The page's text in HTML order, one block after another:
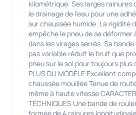
kilométrique. Ses larges
le drainage de l'eau pour une
sur chaussée humide. La rigidité
empêche le pneu de se déformer
dans les virages serrés. Sa
pas variable réduit le bruit que
pneu sur le sol pour toujours plus
PLUS DU MODÈLE Excellent
chaussée mouillée Tenue de
même à haute vitesse
TECHNIQUES Une bande de